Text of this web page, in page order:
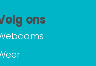
ons